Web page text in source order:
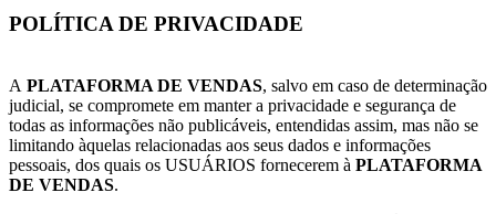
POLÍTICA DE PRIVACIDADE
A PLATAFORMA DE VENDAS, salvo em caso de determinação
judicial, se compromete em manter a privacidade e segurança de
todas as informações não publicáveis, entendidas assim, mas não se
limitando àquelas relacionadas aos seus dados e informações
pessoais, dos quais os USUÁRIOS fornecerem à PLATAFORMA
DE VENDAS.